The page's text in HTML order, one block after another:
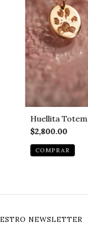
Huellita Totem
$2,800.00
COMPRAR
NEWSLETTER